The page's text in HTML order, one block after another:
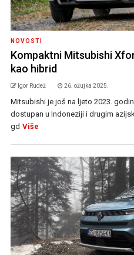
NOVOSTI
Kompaktni Mitsubishi
kao hibrid
Igor Rudež 26. ožujka 2025.
Mitsubishi je još na ljeto 2023.
dostupan u Indoneziji i drugim
gd Više